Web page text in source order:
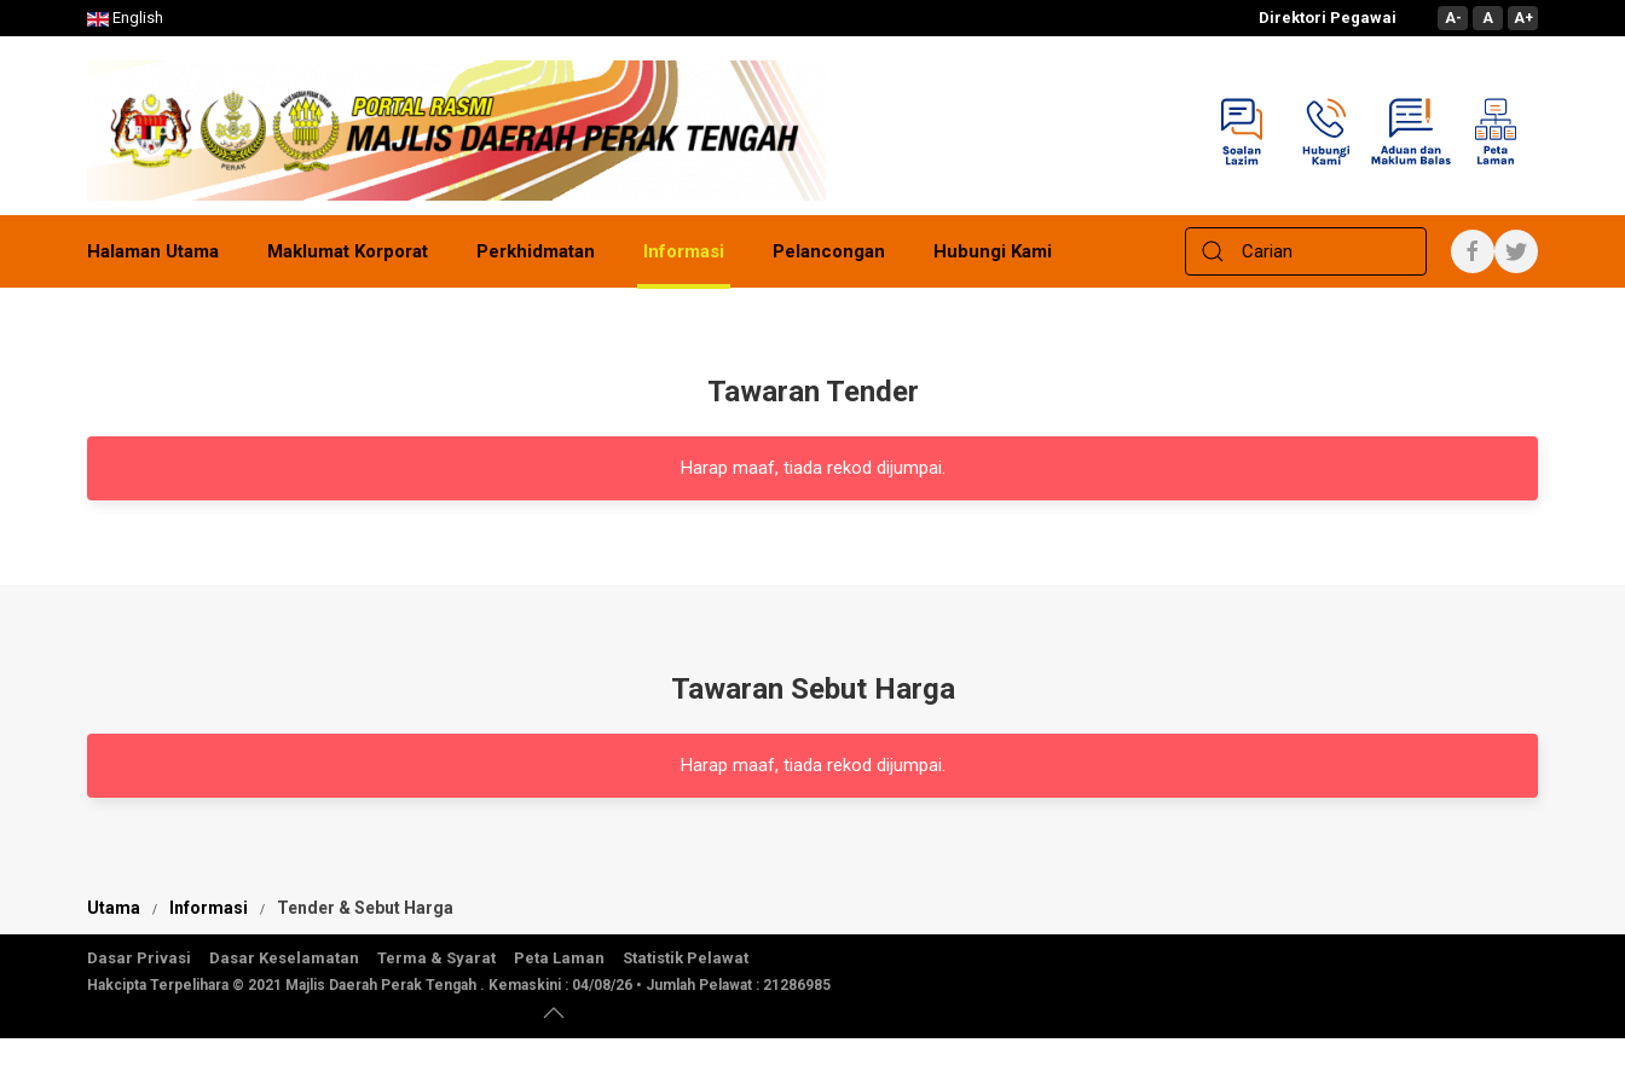
English Direktori Pegawai A- A A+
Halaman Utama Maklumat Korporat Perkhidmatan Informasi Pelancongan Hubungi Kami
Tawaran Tender
Harap maaf, tiada rekod dijumpai.
Tawaran Sebut Harga
Harap maaf, tiada rekod dijumpai.
Utama Informasi Tender & Sebut Harga
Dasar Privasi Dasar Keselamatan Terma & Syarat Peta Laman Statistik Pelawat
Hakcipta Terpelihara © 2021 Majlis Daerah Perak Tengah . Kemaskini : 04/08/26 • Jumlah Pelawat : 21286985